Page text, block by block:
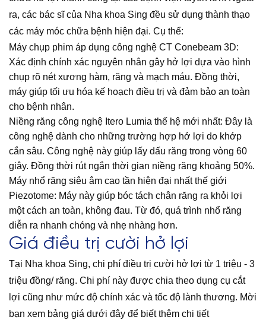
ra, các bác sĩ của Nha khoa Sing đều sử dụng thành thạo
các máy móc chữa bệnh hiện đại. Cụ thể:
Máy chụp phim áp dụng công nghệ CT Conebeam 3D:
Xác định chính xác nguyên nhân gây hở lợi dựa vào hình
chụp rõ nét xương hàm, răng và mạch máu. Đồng thời,
máy giúp tối ưu hóa kế hoạch điều trị và đảm bảo an toàn
cho bệnh nhân.
Niềng răng công nghệ Itero Lumia thế hệ mới nhất: Đây là
công nghệ dành cho những trường hợp hở lợi do khớp
cắn sâu. Công nghệ này giúp lấy dấu răng trong vòng 60
giây. Đồng thời rút ngắn thời gian niềng răng khoảng 50%.
Máy nhổ răng siêu âm cao tần hiện đại nhất thế giới
Piezotome: Máy này giúp bóc tách chân răng ra khỏi lợi
một cách an toàn, không đau. Từ đó, quá trình nhổ răng
diễn ra nhanh chóng và nhẹ nhàng hơn.
Giá điều trị cười hở lợi
Tại Nha khoa Sing, chi phí điều trị cười hở lợi từ 1 triệu - 3
triệu đồng/ răng. Chi phí này được chia theo dụng cụ cắt
lợi cũng như mức độ chính xác và tốc độ lành thương. Mời
bạn xem bảng giá dưới đây để biết thêm chi tiết